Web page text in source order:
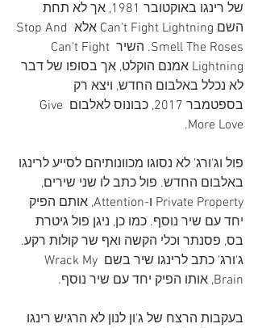
של רינגו באוקטובר 1981, אך לא תחת
השם Can't Fight Lightning אלא Stop And
Smell The Roses. השיר Can't Fight
Lightning אמנם הוקלט, אך בסופו של דבר
לא נכלל באלבום החדש, ויצא רק
בספטמבר 2017, כבונוס לאלבום Give
More Love.
פול וג'ורג' לא נסוגו מכוונותיהם לסייע לרינגו
באלבום החדש. פול כתב לו שני שירים,
Private Property ו-Attention, אותם הפיק
יחד עם שיר נוסף. כמו כן, ניגן פול גיטרת
בס, פסנתר וכלי הקשה ואף שר קולות רקע.
ג'ורג' כתב לרינגו שיר בשם Wrack My
Brain, אותו הפיק יחד עם שיר נוסף.
בעקבות הרצח של ג'ון לנון לא הרגיש רינגו